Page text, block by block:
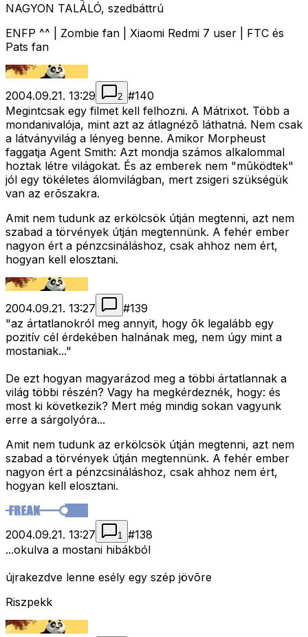
NAGYON TALÁLÓ, szedbáttrú
ENFP ^^ | Zombie fan | Xiaomi Redmi 7 user | FTC és
Pats fan
2004.09.21. 13:29 2 #140
Megintcsak egy filmet kell felhozni. A Mátrixot. Több a
mondanivalója, mint azt az átlagnézõ láthatná. Nem csak
a látványvilág a lényeg benne. Amikor Morpheust
faggatja Agent Smith: Azt mondja számos alkalommal
hoztak létre világokat. És az emberek nem "mûködtek"
jól egy tökéletes álomvilágban, mert zsigeri szükségük
van az erõszakra.
Amit nem tudunk az erkölcsök útján megtenni, azt nem
szabad a törvények útján megtennünk. A fehér ember
nagyon ért a pénzcsináláshoz, csak ahhoz nem ért,
hogyan kell elosztani.
2004.09.21. 13:27 #139
"az ártatlanokról meg annyit, hogy õk legalább egy
pozitív cél érdekében halnának meg, nem úgy mint a
mostaniak..."
De ezt hogyan magyarázod meg a többi ártatlannak a
világ többi részén? Vagy ha megkérdeznék, hogy: és
most ki következik? Mert még mindig sokan vagyunk
erre a sárgolyóra...
Amit nem tudunk az erkölcsök útján megtenni, azt nem
szabad a törvények útján megtennünk. A fehér ember
nagyon ért a pénzcsináláshoz, csak ahhoz nem ért,
hogyan kell elosztani.
2004.09.21. 13:27 1 #138
...okulva a mostani hibákból
újrakezdve lenne esély egy szép jövõre
Riszpekk